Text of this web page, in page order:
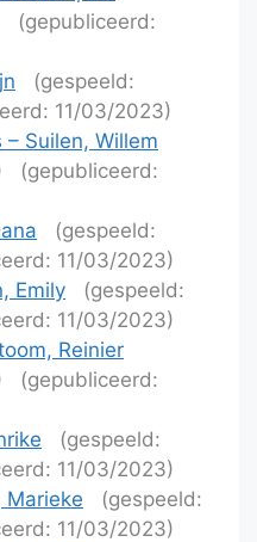
(gepubliceerd:
(gespeeld:
11/03/2023)
Suilen, Willem
(gepubliceerd:
(gespeeld:
11/03/2023)
Emily
(gespeeld:
11/03/2023)
Reinier
(gepubliceerd:
(gespeeld:
11/03/2023)
Marieke
(gespeeld:
11/03/2023)